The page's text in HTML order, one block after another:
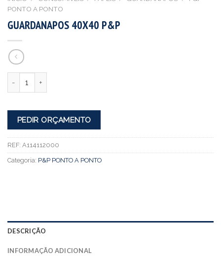
PONTO A PONTO
GUARDANAPOS 40X40 P&P
PEDIR ORÇAMENTO
REF: A114112000
Categoria: P&P PONTO A PONTO
DESCRIÇÃO
INFORMAÇÃO ADICIONAL